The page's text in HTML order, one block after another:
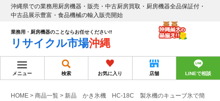
沖縄県での業務用厨房機器・販売・中古厨房買取・厨房機器全品保証付・
中古品展示豊富・食品機械の輸入販売開始
業務用・厨房機器のことならお任せください!!
リサイクル市場沖縄
メニュー 検索 お気に入り 店舗 LINEで相談
HOME >商品一覧 > 新品 かき氷機 HC-18C 製氷機のキューブ氷で簡